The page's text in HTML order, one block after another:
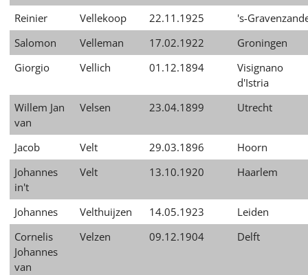
Reinier
Vellekoop 22.11.1925
's-
Salomon
Velleman 17.02.1922
Groningen
Giorgio
Vellich 01.12.1894
Visignano
d'Istria
Willem Jan
van
Velsen 23.04.1899 Utrecht
Jacob Velt 29.03.1896
Hoorn
Johannes
in't
Velt 13.10.1920 Haarlem
Johannes Velthuijzen 14.05.1923
Leiden
Cornelis
Johannes
van
Velzen 09.12.1904 Delft